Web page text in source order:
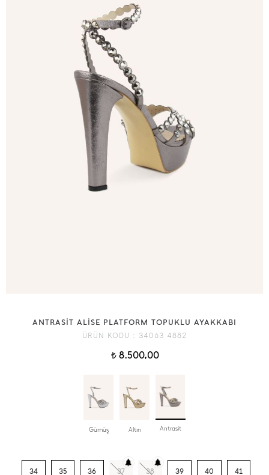
ANTRASİT ALİSE PLATFORM TOPUKLU AYAKKABI
ÜRÜN KODU : 34063 4882
t8.500,00
Gümüş Altın Antrasit
34 35 36 37 38 39 40 41